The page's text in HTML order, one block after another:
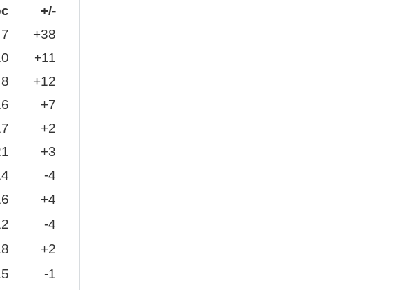
+/-
7
+38
+11
8
+12
+7
+2
+3
-4
+4
-4
+2
-1